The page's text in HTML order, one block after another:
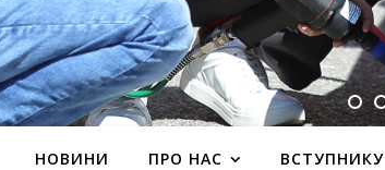
НОВИНИ ПРО НАС ВСТУПНИКУ